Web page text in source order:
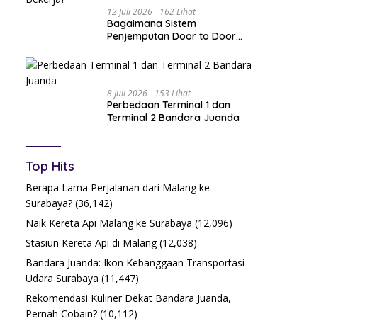
12 Juli 2026 162 Lihat
Bagaimana Sistem
Penjemputan Door to Door
8 Juli 2026 153 Lihat
Perbedaan Terminal 1 dan
Terminal 2 Bandara Juanda
Top Hits
Berapa Lama Perjalanan dari Malang ke
Surabaya? (36,142)
Naik Kereta Api Malang ke Surabaya (12,096)
Stasiun Kereta Api di Malang (12,038)
Bandara Juanda: Ikon Kebanggaan Transportasi
Udara Surabaya (11,447)
Rekomendasi Kuliner Dekat Bandara Juanda,
Pernah Cobain? (10,112)